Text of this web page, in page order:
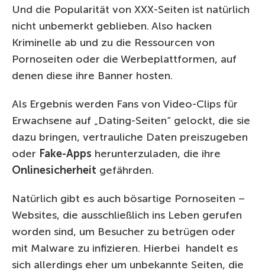
Und die Popularität von XXX-Seiten ist natürlich
nicht unbemerkt geblieben. Also hacken
Kriminelle ab und zu die Ressourcen von
Pornoseiten oder die Werbeplattformen, auf
denen diese ihre Banner hosten.
Als Ergebnis werden Fans von Video-Clips für
Erwachsene auf „Dating-Seiten“ gelockt, die sie
dazu bringen, vertrauliche Daten preiszugeben
oder Fake-Apps herunterzuladen, die ihre
Onlinesicherheit gefährden.
Natürlich gibt es auch bösartige Pornoseiten –
Websites, die ausschließlich ins Leben gerufen
worden sind, um Besucher zu betrügen oder
mit Malware zu infizieren. Hierbei handelt es
sich allerdings eher um unbekannte Seiten, die